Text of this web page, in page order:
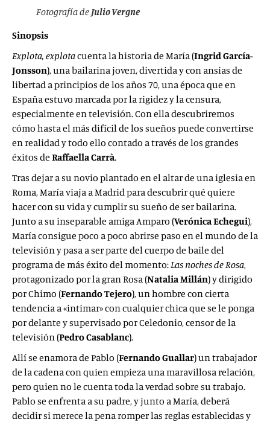
Fotografía de Julio Vergne
Sinopsis
Explota, explotacuenta la historia de María (Ingrid García-
Jonsson), una bailarina joven, divertida y con ansias de
libertad a principios de los años 70, una época que en
España estuvo marcada por la rigidez y la censura,
especialmente en televisión. Con ella descubriremos
cómo hasta el más difícil de los sueños puede convertirse
en realidad y todo ello contado a través de los grandes
éxitos de Raffaella Carrà.
Tras dejar a su novio plantado en el altar de una iglesia en
Roma, María viaja a Madrid para descubrir qué quiere
hacer con su vida y cumplir su sueño de ser bailarina.
Junto a su inseparable amiga Amparo (Verónica Echegui),
María consigue poco a poco abrirse paso en el mundo de la
televisión y pasa a ser parte del cuerpo de baile del
programa de más éxito del momento:Las noches de Rosa,
protagonizado por la gran Rosa (Natalia Millán) y dirigido
por Chimo (Fernando Tejero), un hombre con cierta
tendencia a «intimar» con cualquier chica que se le ponga
por delante y supervisado por Celedonio, censor de la
televisión (Pedro Casablanc).
Allí se enamora de Pablo (Fernando Guallar) un trabajador
de la cadena con quien empieza una maravillosa relación,
pero quien no le cuenta toda la verdad sobre su trabajo.
Pablo se enfrenta a su padre, y junto a María, deberá
decidir si merece la pena romper las reglas establecidas y